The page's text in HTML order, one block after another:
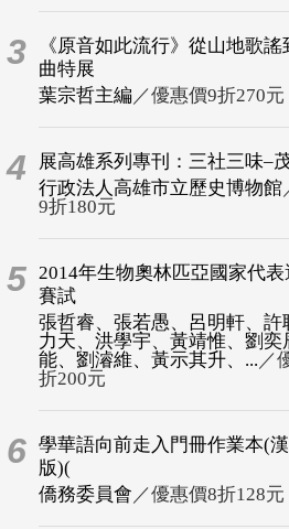
3
《原音如此流行》從山地歌謠
曲特展
葉宗哲主編 ／優惠價9折270元
4
展高雄系列專刊：三社三味–
行政法人高雄市立歷史博物館
9折180元
5 2014年生物奧林匹亞國家代
賽試
張哲睿、張若愚、呂明軒、許
力天、洪學宇、黃靖惟、劉奕
能、劉濬維、黃示其升、... ／
折200元
6 學華語向前走入門冊作業本(
版)(
僑務委員會 ／優惠價8折128元